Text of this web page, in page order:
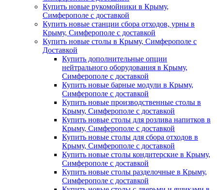
Купить новые рукомойники в Крыму,
Симферополе с доставкой
Купить новые станции сбора отходов, урны в
Крыму, Симферополе с доставкой
Купить новые столы в Крыму, Симферополе с
Доставкой
Купить дополнительные опции
нейтрального оборудования в Крыму,
Симферополе с доставкой
Купить новые барные модули в Крыму,
Симферополе с доставкой
Купить новые производственные столы в
Крыму, Симферополе с доставкой
Купить новые столы для розлива напитков в
Крыму, Симферополе с доставкой
Купить новые столы для сбора отходов в
Крыму, Симферополе с доставкой
Купить новые столы кондитерские в Крыму,
Симферополе с доставкой
Купить новые столы разделочные в Крыму,
Симферополе с доставкой